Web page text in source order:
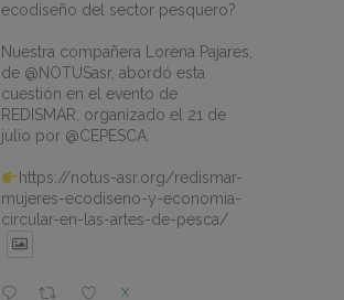
ecodiseño del sector pesquero?
Nuestra compañera Lorena Pajares,
de @NOTUSasr, abordó esta
cuestión en el evento de
REDISMAR, organizado el 21 de
julio por @CEPESCA.
https://notus-asr.org/redismar-
mujeres-ecodiseno-y-economia-
circular-en-las-artes-de-pesca/
X